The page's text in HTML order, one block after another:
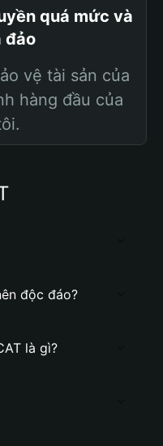
quá mức và
đảo
vệ tài sản của
hàng đầu của
độc đáo?
là gì?